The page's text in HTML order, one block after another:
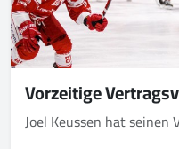
Vorzeitige
Joel Keussen hat